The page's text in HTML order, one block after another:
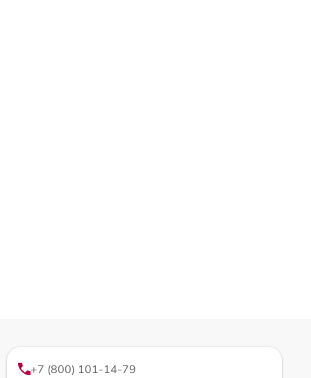
+7 (800) 101-14-79